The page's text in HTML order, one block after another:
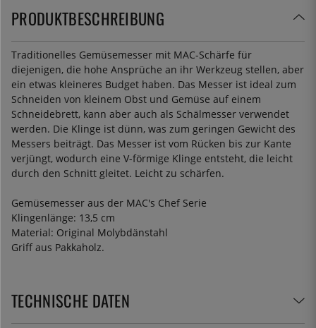
PRODUKTBESCHREIBUNG
Traditionelles Gemüsemesser mit MAC-Schärfe für
diejenigen, die hohe Ansprüche an ihr Werkzeug stellen, aber
ein etwas kleineres Budget haben. Das Messer ist ideal zum
Schneiden von kleinem Obst und Gemüse auf einem
Schneidebrett, kann aber auch als Schälmesser verwendet
werden. Die Klinge ist dünn, was zum geringen Gewicht des
Messers beiträgt. Das Messer ist vom Rücken bis zur Kante
verjüngt, wodurch eine V-förmige Klinge entsteht, die leicht
durch den Schnitt gleitet. Leicht zu schärfen.
Gemüsemesser aus der MAC's Chef Serie
Klingenlänge: 13,5 cm
Material: Original Molybdänstahl
Griff aus Pakkaholz.
TECHNISCHE DATEN